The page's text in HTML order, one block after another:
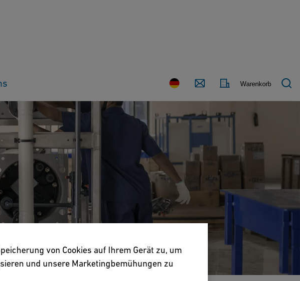
Land Kontakt Warenkorb
von Cookies auf Ihrem Gerät zu, um
und unsere Marketingbemühungen zu